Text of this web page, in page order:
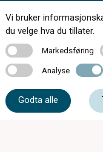
Kontakt
Vi bruker
du velge hva du tillater.
MarkedsføringMarkedsføring
Analyse Analyse Nødvendig
Godta alle